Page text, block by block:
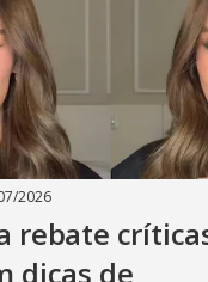
2026
rebate
dicas de